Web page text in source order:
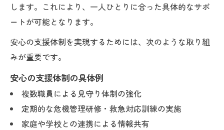
します。これにより、一人ひとりに合った具体的なサポ
ートが可能となります。
安心の支援体制を実現するためには、次のような取り組
みが重要です。
安心の支援体制の具体例
複数職員による見守り体制の強化
定期的な危機管理研修・救急対応訓練の実施
家庭や学校との連携による情報共有